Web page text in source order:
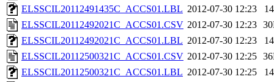
ELSSCIL20112491435C_ACCS01.LBL 2012-07-30 12:23
ELSSCIL20112492021C_ACCS01.CSV 2012-07-30 12:23
ELSSCIL20112492021C_ACCS01.LBL 2012-07-30 12:23
ELSSCIL20112500321C_ACCS01.CSV 2012-07-30 12:25
ELSSCIL20112500321C_ACCS01.LBL 2012-07-30 12:25